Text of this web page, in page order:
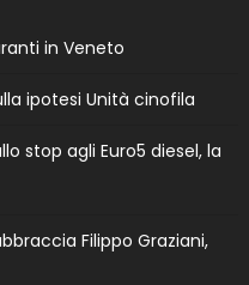
in Veneto
ipotesi Unità cinofila
stop agli Euro5 diesel, la
Filippo Graziani,